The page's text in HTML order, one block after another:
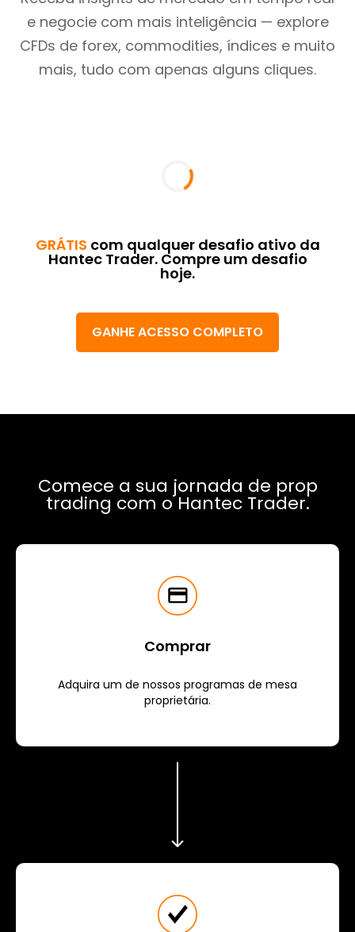
e negocie com mais inteligência — explore
CFDs de forex, commodities, índices e muito
mais, tudo com apenas alguns cliques.
GRÁTIS com qualquer desafio ativo da
Hantec Trader. Compre um desafio
hoje.
GANHE ACESSO COMPLETO
Comece a sua jornada de prop
trading com o Hantec Trader.
Comprar
Adquira um de nossos programas de mesa
proprietária.​